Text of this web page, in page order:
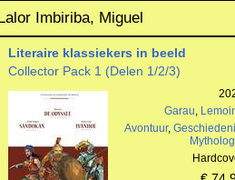
Imbiriba, Miguel
Literaire klassiekers in beeld
Collector Pack 1 (Delen 1/2/3)
Garau,
Avontuur,